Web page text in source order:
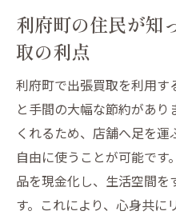
利府町での出張
利さ
出張買取で得ら
利府町の出張買
由
出張買取を通じ
例
利府町の住民が知
取の利点
利府町で出張買取を利用
と手間の大幅な節約があ
くれるため、店舗へ足を
自由に使うことが可能で
品を現金化し、生活空間を
す。これにより、心身共に